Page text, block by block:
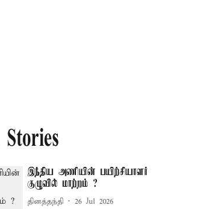
இந்திய அணியின் பயிற்சியாளர்
குழுவில் மாற்றம் ?
தினத்தந்தி 26 Jul 2026